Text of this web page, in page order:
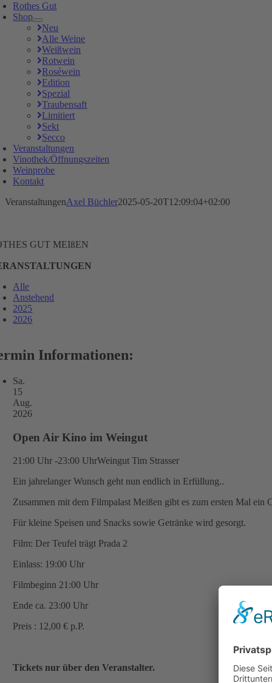
Rothes Gut
Shop
Neu
Alle Weine
Weißwein
Rotwein
Roséwein
Edition
Spezial
Traubensaft
Limitiert
Sekt
Secco
Veranstaltungen
Vinothek/Öffnungszeiten
Weinprobe
Kontakt
VeranstaltungenAxel Büchler2025-05-20T12:09:04+02:00
GUT MEIßEN
Alle
Anstehend
2025
2026
Informationen:
Sa.
15
Aug.
2026
Open Air Kino im Weingut
21:00 Uhr -23:00 UhrWeingut Tim Strasser
Ein jahrelanger Wunsch geht nun endlich in Erfüllung..
Zusammen mit dem Filmpalast Meißen gibt es zum ersten Mal ein
Für kleine Speisen und Snacks sowie Getränke wird gesorgt.
Film: Der Teufel trägt Prada 2
Einlass: 19:00 Uhr
Filmbeginn 21:00 Uhr
Ende ca. 23:00 Uhr
Preis : 12,00 € p.P.
Tickets nur über den Veranstalter.